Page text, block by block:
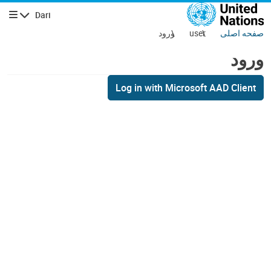
رفتن به محتوای اصلی
Dari
پیمایش
صفحه اصلی user ورود
ورود
Log in with Microsoft AAD Client